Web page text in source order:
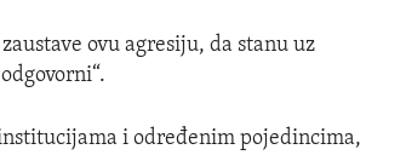
ovu agresiju, da stanu uz
i određenim pojedincima,